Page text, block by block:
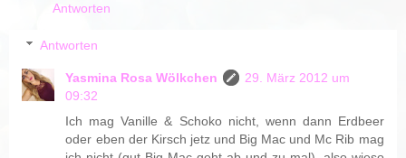
Antworten
Antworten
Yasmina Rosa Wölkchen
29. März 2012 um
09:32
Ich mag Vanille & Schoko nicht, wenn dann Erdbeer
oder eben der Kirsch jetz und Big Mac und Mc Rib mag